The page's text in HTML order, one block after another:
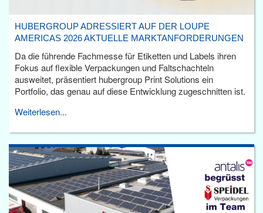
HUBERGROUP ADRESSIERT AUF DER LOUPE
AMERICAS 2026 AKTUELLE MARKTANFORDERUNGEN
Da die führende Fachmesse für Etiketten und Labels ihren
Fokus auf flexible Verpackungen und Faltschachteln
ausweitet, präsentiert hubergroup Print Solutions ein
Portfolio, das genau auf diese Entwicklung zugeschnitten ist.
Weiterlesen...